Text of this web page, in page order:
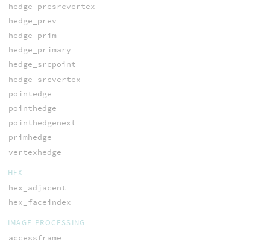
hedge_presrcvertex
hedge_prev
hedge_prim
hedge_primary
hedge_srcpoint
hedge_srcvertex
pointedge
pointhedge
pointhedgenext
primhedge
vertexhedge
HEX
hex_adjacent
hex_faceindex
IMAGE PROCESSING
accessframe